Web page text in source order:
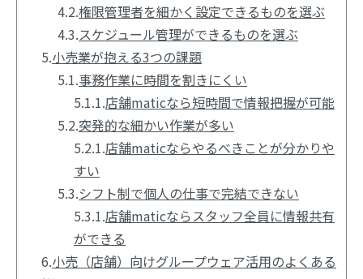
4.2.権限管理者を細かく設定できるものを選ぶ
4.3.スケジュール管理ができるものを選ぶ
5.小売業が抱える3つの課題
5.1.事務作業に時間を割きにくい
5.1.1.店舗maticなら短時間で情報把握が可能
5.2.突発的な細かい作業が多い
5.2.1.店舗maticならやるべきことが分かりや
すい
5.3.シフト制で個人の仕事で完結できない
5.3.1.店舗maticならスタッフ全員に情報共有
ができる
6.小売（店舗）向けグループウェア活用のよくある